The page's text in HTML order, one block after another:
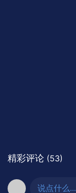
精彩评论 (53)
说点什么...